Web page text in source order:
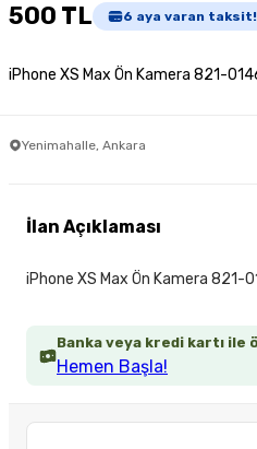
500 TL 6 aya varan taksit!
iPhone XS Max Ön Kamera 821-
Yenimahalle, Ankara
Banka veya kredi kartı ile
Hemen Başla!
İlan Açıklaması
iPhone XS Max Ön Kamera 821-